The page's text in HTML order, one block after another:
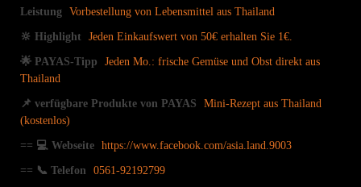
Leistung
Vorbestellung von Lebensmittel aus Thailand
🔆 Highlight
Jeden Einkaufswert von 50€ erhalten Sie 1€.
🌟 PAYAS-Tipp
Jeden Mo.: frische Gemüse und Obst direkt aus
Thailand
📌 verfügbare Produkte von PAYAS
Mini-Rezept aus Thailand
(kostenlos)
== 💻 Webseite https://www.facebook.com/asia.land.9003
== 📞 Telefon
0561-92192799